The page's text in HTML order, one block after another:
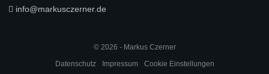
info@markusczerner.de
© 2026 - Markus Czerner
Datenschutz
Impressum Cookie Einstellungen